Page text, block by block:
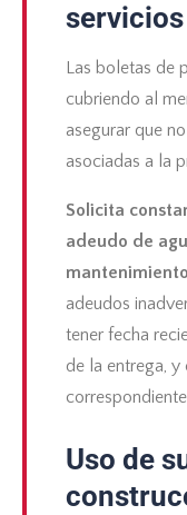
Las boletas de
cubriendo al
asegurar que
asociadas a la
Solicita
adeudo de
mantenimiento
adeudos
tener fecha
de la entrega,
Uso de